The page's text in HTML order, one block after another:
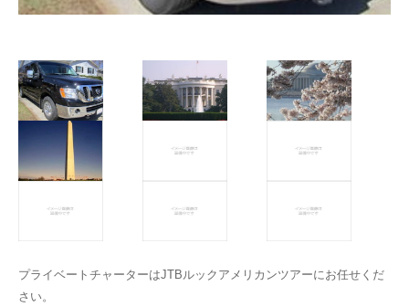
プライベートチャーターはJTBルックアメリカンツアーにお任せくだ
さい。